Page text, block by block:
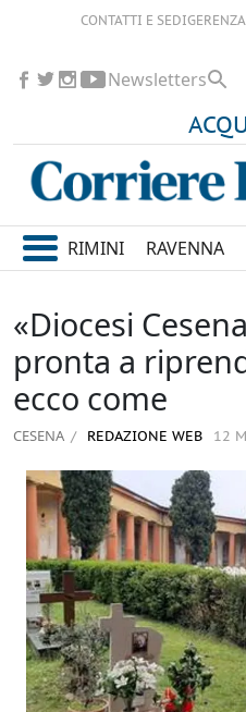
CONTATTI E SEDIGERENZA
Newsletters
RIMINI RAVENNA
«Diocesi
pronta a
ecco come
CESENA REDAZIONE WEB 12